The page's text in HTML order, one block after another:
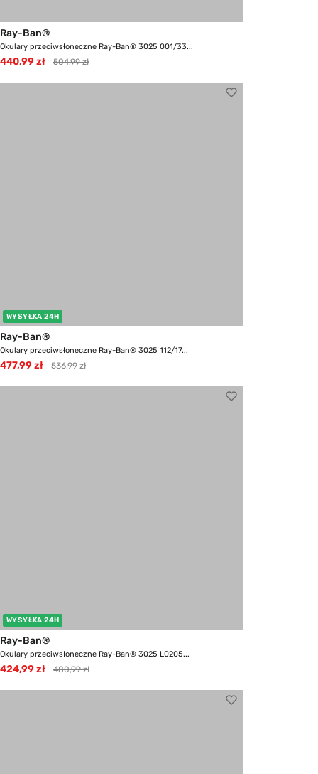
Ray-Ban®
Okulary przeciwsłoneczne Ray-Ban® 3025 001/33...
440,99 zł 504,99 zł
WYSYŁKA 24H
Ray-Ban®
Okulary przeciwsłoneczne Ray-Ban® 3025 112/17...
477,99 zł 536,99 zł
WYSYŁKA 24H
Ray-Ban®
Okulary przeciwsłoneczne Ray-Ban® 3025 L0205...
424,99 zł 480,99 zł